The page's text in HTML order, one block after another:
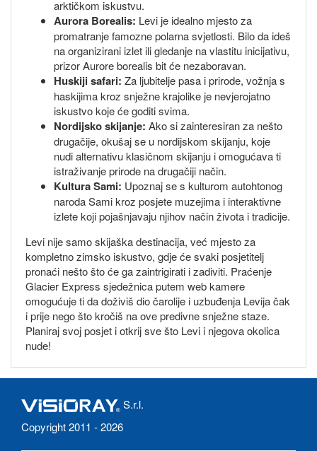
arktičkom iskustvu.
Aurora Borealis: Levi je idealno mjesto za
promatranje famozne polarna svjetlosti. Bilo da ideš
na organizirani izlet ili gledanje na vlastitu inicijativu,
prizor Aurore borealis bit će nezaboravan.
Huskiji safari: Za ljubitelje pasa i prirode, vožnja s
haskijima kroz snježne krajolike je nevjerojatno
iskustvo koje će goditi svima.
Nordijsko skijanje: Ako si zainteresiran za nešto
drugačije, okušaj se u nordijskom skijanju, koje
nudi alternativu klasičnom skijanju i omogućava ti
istraživanje prirode na drugačiji način.
Kultura Sami: Upoznaj se s kulturom autohtonog
naroda Sami kroz posjete muzejima i interaktivne
izlete koji pojašnjavaju njihov način života i tradicije.
Levi nije samo skijaška destinacija, već mjesto za
kompletno zimsko iskustvo, gdje će svaki posjetitelj
pronaći nešto što će ga zaintrigirati i zadiviti. Praćenje
Glacier Express sjedežnica putem web kamere
omogućuje ti da doživiš dio čarolije i uzbuđenja Levija čak
i prije nego što kročiš na ove predivne snježne staze.
Planiraj svoj posjet i otkrij sve što Levi i njegova okolica
nude!
S.r.l.
Copyright 2011 - 2026